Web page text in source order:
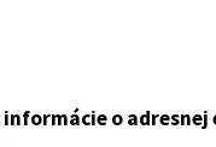
o adresnej